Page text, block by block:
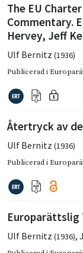
The EU
Commentary.
Hervey, Jeff
Ulf Bernitz (1936)
Publicerad i
Återtryck av
Ulf Bernitz (1936)
Publicerad i
Europarättslig
Ulf Bernitz (1936),